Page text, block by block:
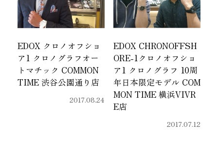
EDOX クロノオフショ
ア1 クロノグラフオー
トマチック COMMON
TIME 渋谷公園通り店
2017.08.24
EDOX CHRONOFFSH
ORE-1クロノオフショ
ア1 クロノグラフ 10周
年日本限定モデル COM
MON TIME 横浜VIVR
E店
2017.07.12